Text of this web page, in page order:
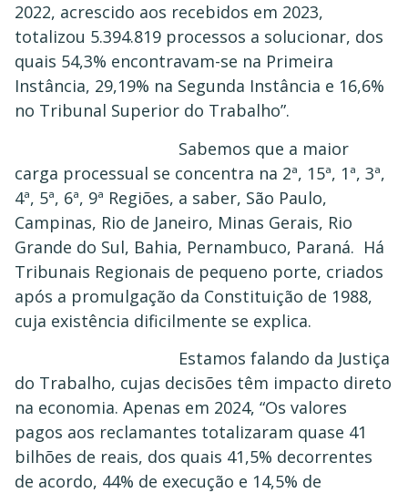
2022, acrescido aos recebidos em 2023,
totalizou 5.394.819 processos a solucionar, dos
quais 54,3% encontravam-se na Primeira
Instância, 29,19% na Segunda Instância e 16,6%
no Tribunal Superior do Trabalho”.
Sabemos que a maior
carga processual se concentra na 2ª, 15ª, 1ª, 3ª,
4ª, 5ª, 6ª, 9ª Regiões, a saber, São Paulo,
Campinas, Rio de Janeiro, Minas Gerais, Rio
Grande do Sul, Bahia, Pernambuco, Paraná. Há
Tribunais Regionais de pequeno porte, criados
após a promulgação da Constituição de 1988,
cuja existência dificilmente se explica.
Estamos falando da Justiça
do Trabalho, cujas decisões têm impacto direto
na economia. Apenas em 2024, “Os valores
pagos aos reclamantes totalizaram quase 41
bilhões de reais, dos quais 41,5% decorrentes
de acordo, 44% de execução e 14,5% de